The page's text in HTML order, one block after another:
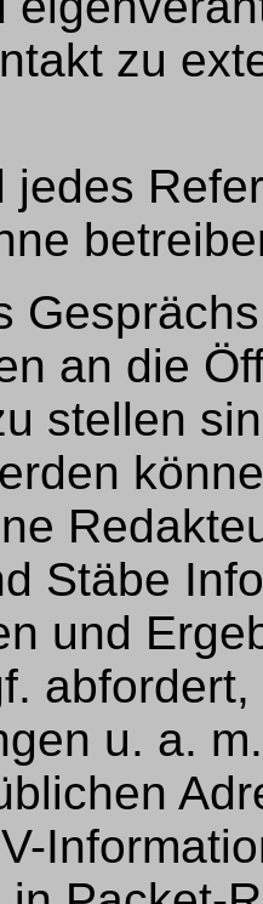
zu
jedes
an die
stellen
Stäbe
und
u. a.